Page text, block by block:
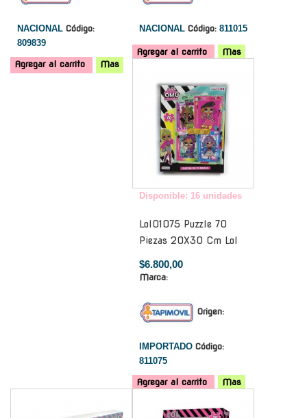
NACIONAL Código:
809839
Agregar al carrito Mas
NACIONAL Código: 811015
Agregar al carrito
Mas
Disponible: 16 unidades
Lol01075 Puzzle 70
Piezas 20X30 Cm Lol
$6.800,00
Marca:
Origen:
IMPORTADO Código:
811075
Agregar al carrito
Mas